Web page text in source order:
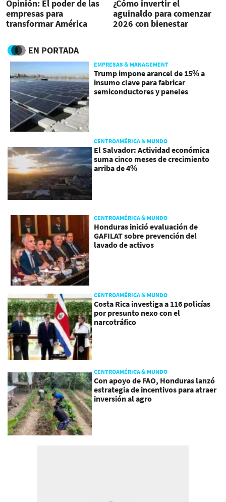
Opinión: El poder de las
empresas para
transformar América
¿Cómo invertir el
aguinaldo para comenzar
2026 con bienestar
EN PORTADA
EMPRESAS & MANAGEMENT
Trump impone arancel de 15% a
insumo clave para fabricar
semiconductores y paneles
CENTROAMÉRICA & MUNDO
El Salvador: Actividad económica
suma cinco meses de crecimiento
arriba de 4%
CENTROAMÉRICA & MUNDO
Honduras inició evaluación de
GAFILAT sobre prevención del
lavado de activos
CENTROAMÉRICA & MUNDO
Costa Rica investiga a 116 policías
por presunto nexo con el
narcotráfico
CENTROAMÉRICA & MUNDO
Con apoyo de FAO, Honduras lanzó
estrategia de incentivos para atraer
inversión al agro